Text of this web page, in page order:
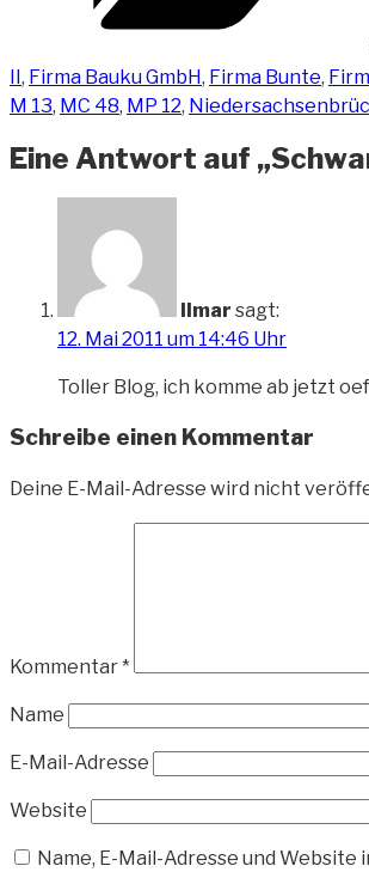
II, Firma Bauku GmbH, Firma Bunte,
M 13, MC 48, MP 12,
Eine Antwort auf
Ilmar sagt:
12. Mai 2011 um 14:46 Uhr
Toller Blog, ich komme ab jetzt
Schreibe einen Kommentar
Deine E-Mail-Adresse wird nicht
Kommentar*
Name
E-Mail-Adresse
Website
Name, E-Mail-Adresse und